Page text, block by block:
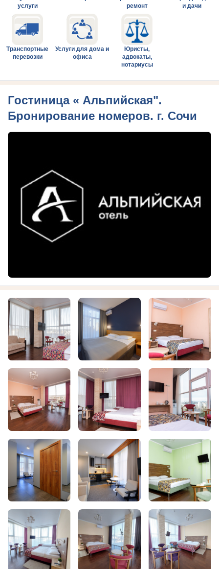
услуги
ремонт
и дачи
Транспортные
перевозки
Услуги для дома и
офиса
Юристы,
адвокаты,
нотариусы
Гостиница « Альпийская".
Бронирование номеров. г. Сочи